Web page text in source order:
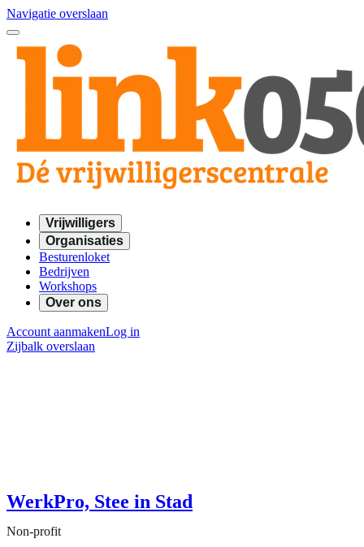
Navigatie overslaan
Vrijwilligers
Organisaties
Besturenloket
Bedrijven
Workshops
Over ons
Account aanmakenLog in
Zijbalk overslaan
WerkPro, Stee in Stad
Non-profit